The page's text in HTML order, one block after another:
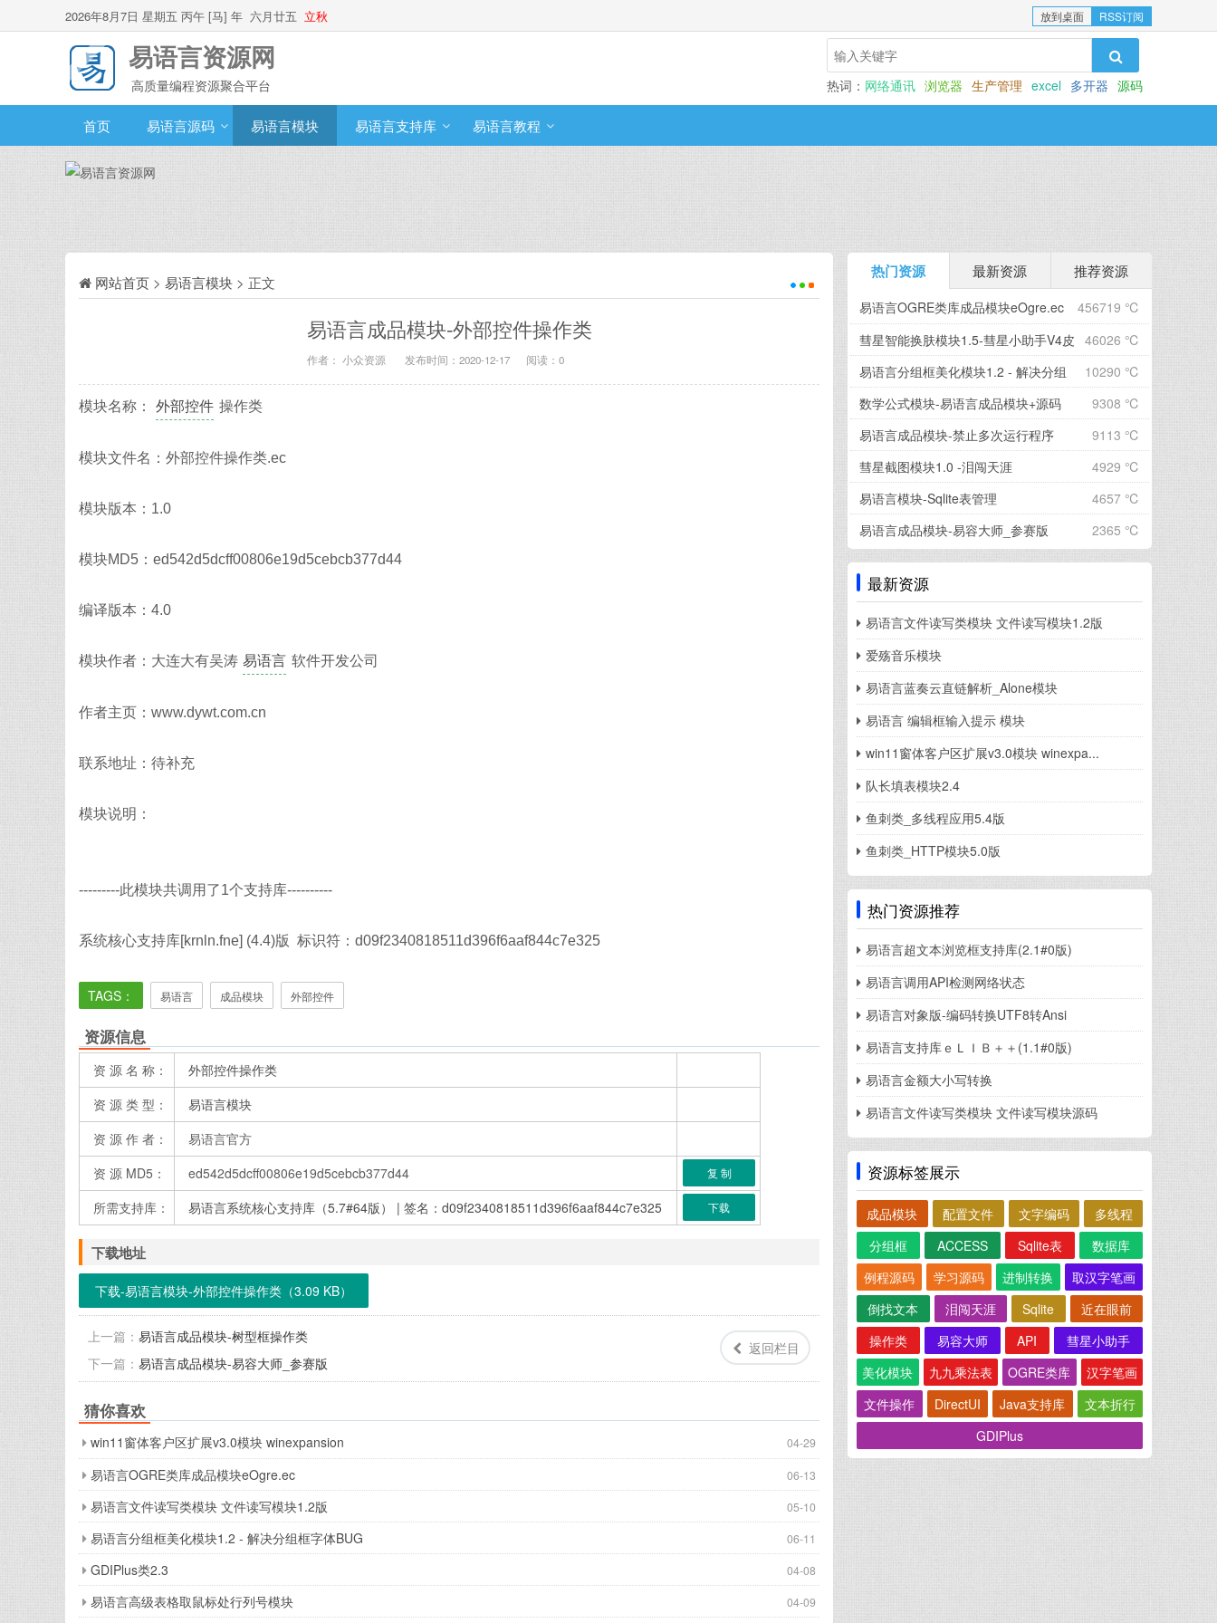
2026年8月7日 星期五 丙午 [马] 年 六月廿五 立秋 放到桌面 RSS订阅
易语言资源网
高质量编程资源聚合平台 热词： 网络通讯 浏览器 生产管理 excel 多开器 源码
首页 易语言源码 易语言模块 易语言支持库 易语言教程
网站首页 > 易语言模块 > 正文
易语言成品模块-外部控件操作类
作者： 小众资源 发布时间：2020-12-17 阅读：0
模块名称： 外部控件 操作类
模块文件名：外部控件操作类.ec
模块版本：1.0
模块MD5：ed542d5dcff00806e19d5cebcb377d44
编译版本：4.0
模块作者：大连大有吴涛 易语言 软件开发公司
作者主页：www.dywt.com.cn
联系地址：待补充
模块说明：
---------此模块共调用了1个支持库----------
系统核心支持库[krnln.fne] (4.4)版 标识符：d09f2340818511d396f6aaf844c7e325
TAGS： 易语言 成品模块 外部控件
资源信息
资 源 名 称：
外部控件操作类
资 源 类 型：
易语言模块
资 源 作 者：
易语言官方
资 源 MD5：
ed542d5dcff00806e19d5cebcb377d44 复 制
所需支持库： 易语言系统核心支持库（5.7#64版） | 签名：d09f2340818511d396f6aaf844c7e325 下载
下载地址
下载-易语言模块-外部控件操作类（3.09 KB）
返回栏目
上一篇： 易语言成品模块-树型框操作类
下一篇： 易语言成品模块-易容大师_参赛版
猜你喜欢
04-29
win11窗体客户区扩展v3.0模块 winexpansion
06-13
易语言OGRE类库成品模块eOgre.ec
05-10
易语言文件读写类模块 文件读写模块1.2版
06-11
易语言分组框美化模块1.2 - 解决分组框字体BUG
04-08
GDIPlus类2.3
04-09
易语言高级表格取鼠标处行列号模块
热门资源 最新资源 推荐资源
456719 ℃
易语言OGRE类库成品模块eOgre.ec
46026 ℃
彗星智能换肤模块1.5-彗星小助手V4皮
肤
10290 ℃
易语言分组框美化模块1.2 - 解决分组
框字...
9308 ℃
数学公式模块-易语言成品模块+源码
9113 ℃
易语言成品模块-禁止多次运行程序
4929 ℃
彗星截图模块1.0 -泪闯天涯
4657 ℃
易语言模块-Sqlite表管理
2365 ℃
易语言成品模块-易容大师_参赛版
最新资源
易语言文件读写类模块 文件读写模块1.2版
爱殇音乐模块
易语言蓝奏云直链解析_Alone模块
易语言 编辑框输入提示 模块
win11窗体客户区扩展v3.0模块 winexpa...
队长填表模块2.4
鱼刺类_多线程应用5.4版
鱼刺类_HTTP模块5.0版
热门资源推荐
易语言超文本浏览框支持库(2.1#0版)
易语言调用API检测网络状态
易语言对象版-编码转换UTF8转Ansi
易语言支持库ｅＬＩＢ＋＋(1.1#0版)
易语言金额大小写转换
易语言文件读写类模块 文件读写模块源码
资源标签展示
成品模块 配置文件 文字编码
多线程
分组框
ACCESS Sqlite表
数据库
例程源码
学习源码 进制转换
取汉字笔画
倒找文本
泪闯天涯 Sqlite
近在眼前
操作类
易容大师 API
彗星小助手
美化模块
九九乘法表 OGRE类库
汉字笔画
文件操作
DirectUI Java支持库
文本折行
GDIPlus